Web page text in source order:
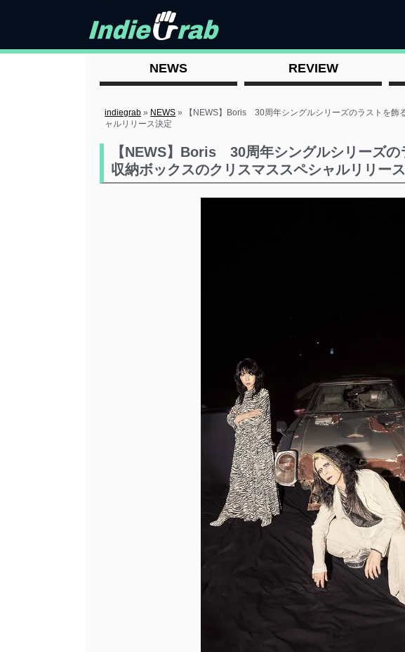
NEWS REVIEW
indiegrab » NEWS »
【NEWS】Boris 30周年シングルシリーズのラストを飾
ャルリリース決定
【NEWS】Boris 30周年シングルシリーズ
収納ボックスのクリスマススペシャルリリー